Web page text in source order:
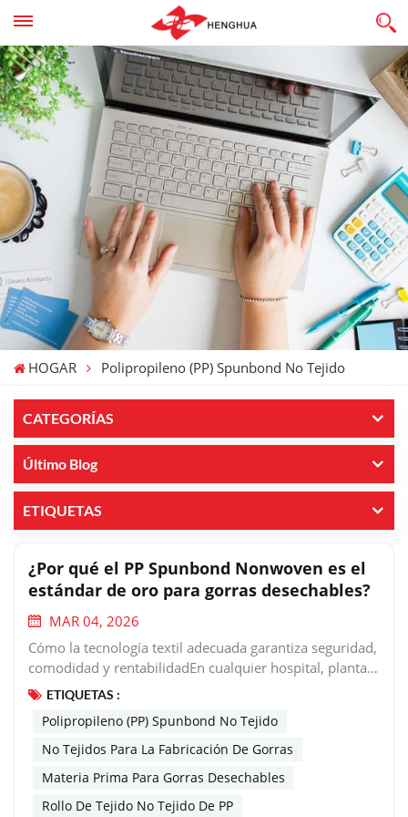
HOGAR Polipropileno (PP) Spunbond No Tejido
CATEGORÍAS
Último Blog
ETIQUETAS
¿Por qué el PP Spunbond Nonwoven es el
estándar de oro para gorras desechables?
MAR 04, 2026
Cómo la tecnología textil adecuada garantiza seguridad,
comodidad y rentabilidadEn cualquier hospital, planta
procesadora de alimentos o sala blanca del mundo, los
tapas desechables que protegen tanto a los productos
como a las personas. Pero ¿qué diferencia a una tapa
desechable fiable de una ineficaz? La respuesta está en
el tejido: polipropileno (PP) spunbond no tejido. Como
fabricante que suministra materiales spunbond
ETIQUETAS :
Polipropileno (PP) Spunbond No Tejido
No Tejidos Para La Fabricación De Gorras
Materia Prima Para Gorras Desechables
Rollo De Tejido No Tejido De PP